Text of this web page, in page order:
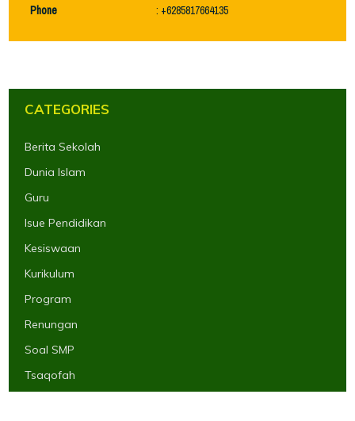
Phone
: +6285817664135
CATEGORIES
Berita Sekolah
Dunia Islam
Guru
Isue Pendidikan
Kesiswaan
Kurikulum
Program
Renungan
Soal SMP
Tsaqofah